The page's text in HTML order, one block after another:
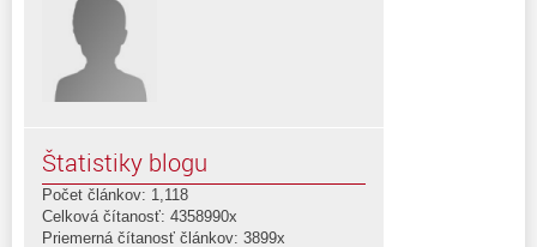
Štatistiky blogu
Počet článkov: 1,118
Celková čítanosť: 4358990x
Priemerná čítanosť článkov: 3899x